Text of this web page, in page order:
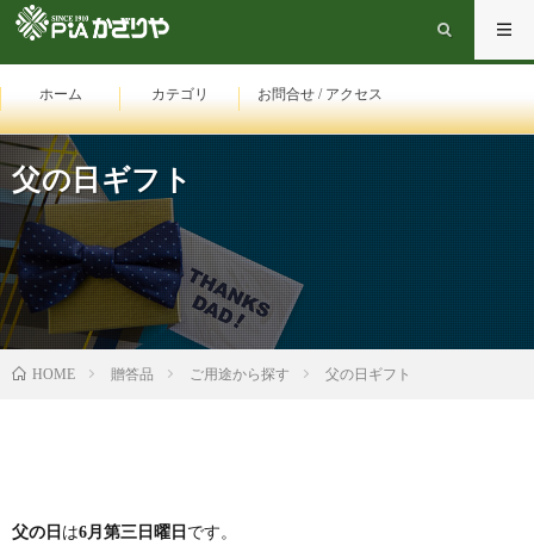
ホーム カテゴリ お問合せ / アクセス
父の日ギフト
HOME 贈答品 ご用途から探す 父の日ギフト
父の日 は6月第三日曜日 です。